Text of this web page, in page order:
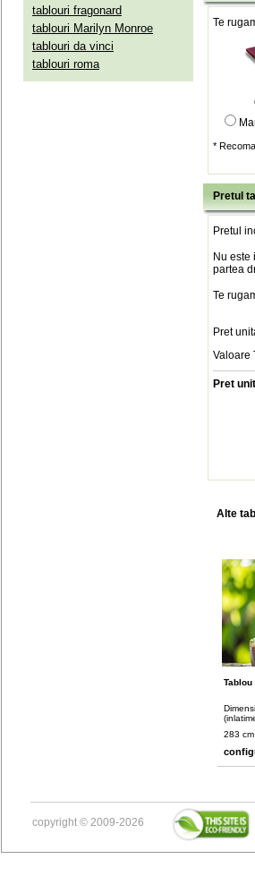
tablouri fragonard
tablouri Marilyn Monroe
tablouri da vinci
tablouri roma
Te
*
Pretul
Pretul
Nu
partea
Te
Pret
Valoare
Pret
Alte
Tablou
283
copyright © 2009-2026